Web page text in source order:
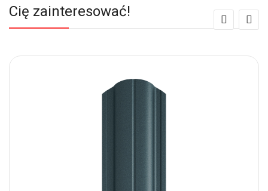
Cię zainteresować!